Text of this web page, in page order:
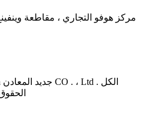
مركز هوفو التجاري ، مقاطعة